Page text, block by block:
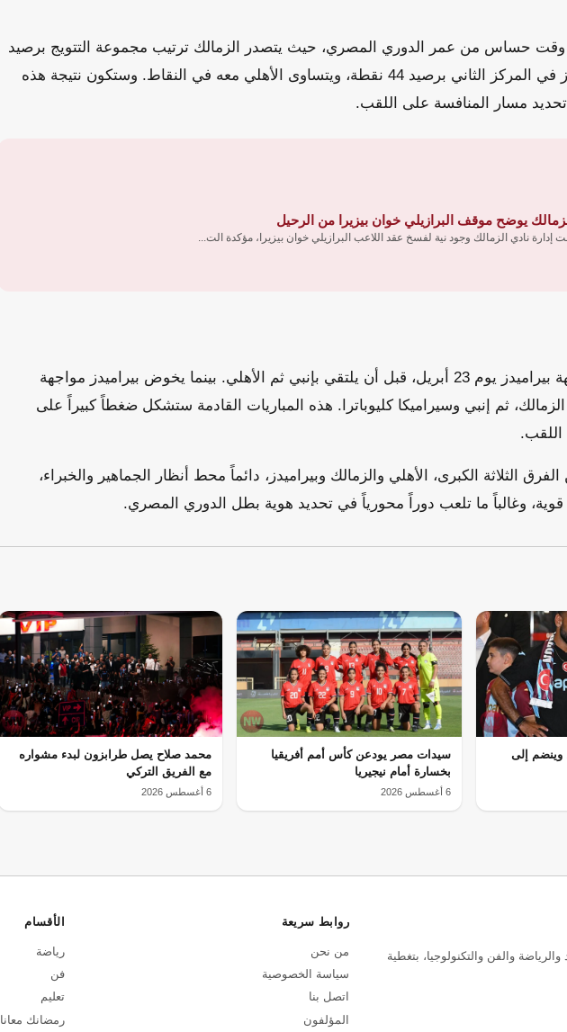
وقت حساس من عمر الدوري المصري، حيث يتصدر الزمالك ترتيب مجموعة التتويج برصيد
46 نقطة، يليه بيراميدز في المركز الثاني برصيد 44 نقطة، ويتساوى الأهلي معه في النقاط. وستكون نتيجة هذه
مسار المنافسة على اللقب.
يوضح موقف البرازيلي خوان بيزيرا من الرحيل
إدارة نادي الزمالك وجود نية لفسخ عقد اللاعب البرازيلي خوان بيزيرا، مؤكدة الت...
يستعد الزمالك لمواجهة بيراميدز يوم 23 أبريل، قبل أن يلتقي بإنبي ثم الأهلي. بينما يخوض بيراميدز مواجهة
الزمالك، ثم إنبي وسيراميكا كليوباترا. هذه المباريات القادمة ستشكل ضغطاً كبيراً على
اللقب.
الثلاثة الكبرى، الأهلي والزمالك وبيراميدز، دائماً محط أنظار الجماهير والخبراء،
قوية، وغالباً ما تلعب دوراً محورياً في تحديد هوية بطل الدوري المصري.
وينضم إلى
سيدات مصر يودعن كأس أمم أفريقيا
بخسارة أمام نيجيريا
6 أغسطس 2026
محمد صلاح يصل طرابزون لبدء مشواره
مع الفريق التركي
6 أغسطس 2026
والفن والتكنولوجيا، بتغطية
روابط سريعة
من نحن
سياسة الخصوصية
اتصل بنا
المؤلفون
الأقسام
رياضة
فن
تعليم
رمضانك معانا